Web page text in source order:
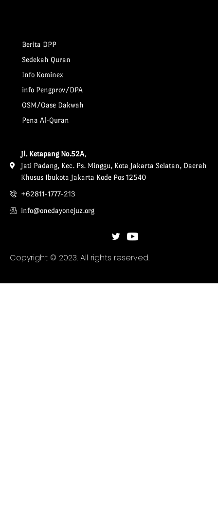
Berita DPP
Sedekah Quran
Info Kominex
info Pengprov/DPA
OSM/Oase Dakwah
Pena Al-Quran
Jl. Ketapang No.52A,
Jati Padang, Kec. Ps. Minggu, Kota Jakarta Selatan, Daerah
Khusus Ibukota Jakarta Kode Pos 12540
+62811-1777-213
info@onedayonejuz.org
Copyright © 2023. All rights reserved.